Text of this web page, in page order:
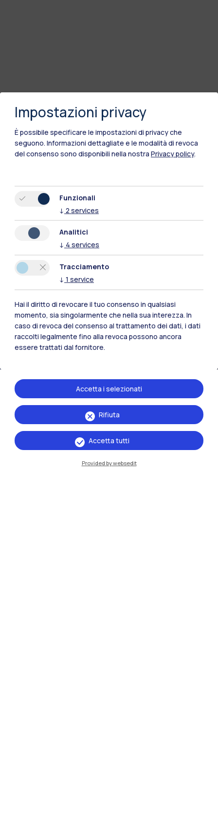
Polimi Community
Tutti i siti dell’ecosistema
Impostazioni privacy
È possibile specificare le impostazioni di privacy che
seguono. Informazioni dettagliate e le modalità di revoca
del consenso sono disponibili nella nostra Privacy policy.
Funzionali
↓ 2 services
Analitici
↓ 4 services
Tracciamento
↓ 1 service
Hai il diritto di revocare il tuo consenso in qualsiasi
momento, sia singolarmente che nella sua interezza. In
caso di revoca del consenso al trattamento dei dati, i dati
raccolti legalmente fino alla revoca possono ancora
essere trattati dal fornitore.
Rifiuta
Accetta i selezionati
Accetta tutti
Provided by websedit